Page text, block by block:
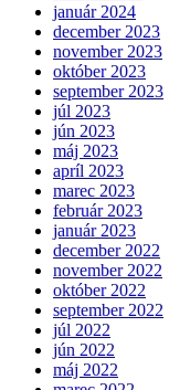
január 2024
december 2023
november 2023
október 2023
september 2023
júl 2023
jún 2023
máj 2023
apríl 2023
marec 2023
február 2023
január 2023
december 2022
november 2022
október 2022
september 2022
júl 2022
jún 2022
máj 2022